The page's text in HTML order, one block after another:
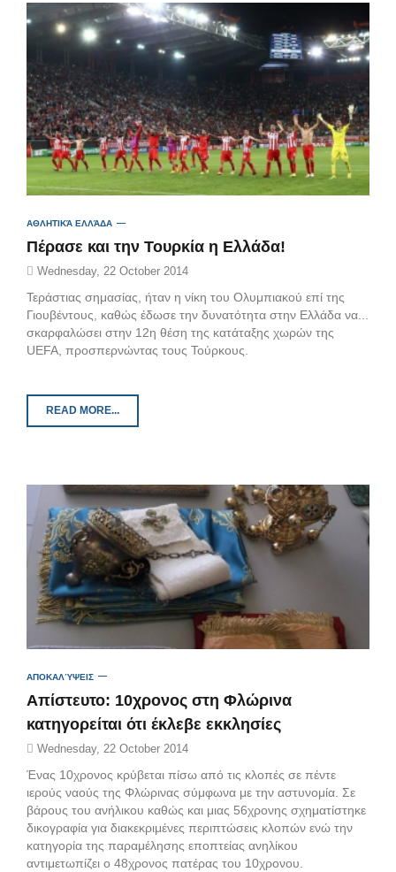
ΑΘΛΗΤΙΚΆ ΕΛΛΆΔΑ
Πέρασε και την Τουρκία η Ελλάδα!
Wednesday, 22 October 2014
Τεράστιας σημασίας, ήταν η νίκη του Ολυμπιακού επί της
Γιουβέντους, καθώς έδωσε την δυνατότητα στην Ελλάδα να...
σκαρφαλώσει στην 12η θέση της κατάταξης χωρών της
UEFA, προσπερνώντας τους Τούρκους.
READ MORE...
ΑΠΟΚΑΛΎΨΕΙΣ
Απίστευτο: 10χρονος στη Φλώρινα
κατηγορείται ότι έκλεβε εκκλησίες
Wednesday, 22 October 2014
Ένας 10χρονος κρύβεται πίσω από τις κλοπές σε πέντε
ιερούς ναούς της Φλώρινας σύμφωνα με την αστυνομία. Σε
βάρους του ανήλικου καθώς και μιας 56χρονης σχηματίστηκε
δικογραφία για διακεκριμένες περιπτώσεις κλοπών ενώ την
κατηγορία της παραμέλησης εποπτείας ανηλίκου
αντιμετωπίζει ο 48χρονος πατέρας του 10χρονου.